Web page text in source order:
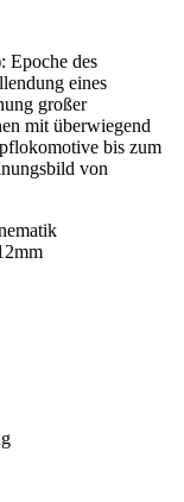
Epoche des
eines
großer
mit überwiegend
bis zum
von